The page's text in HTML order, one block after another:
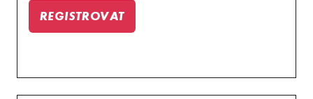
REGISTROVAT